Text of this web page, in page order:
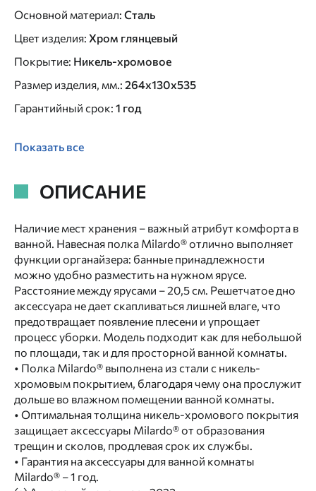
Основной материал: Сталь
Цвет изделия: Хром глянцевый
Покрытие: Никель-хромовое
Размер изделия, мм.: 264х130х535
Гарантийный срок: 1 год
Показать все
ОПИСАНИЕ
Наличие мест хранения – важный атрибут комфорта в
ванной. Навесная полка Milardo® отлично выполняет
функции органайзера: банные принадлежности
можно удобно разместить на нужном ярусе.
Расстояние между ярусами – 20,5 см. Решетчатое дно
аксессуара не дает скапливаться лишней влаге, что
предотвращает появление плесени и упрощает
процесс уборки. Модель подходит как для небольшой
по площади, так и для просторной ванной комнаты.
• Полка Milardo® выполнена из стали с никель-
хромовым покрытием, благодаря чему она прослужит
дольше во влажном помещении ванной комнаты.
• Оптимальная толщина никель-хромового покрытия
защищает аксессуары Milardo® от образования
трещин и сколов, продлевая срок их службы.
• Гарантия на аксессуары для ванной комнаты
Milardo® – 1 год.